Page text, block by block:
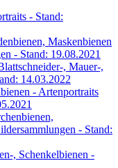
- Stand:
Maskenbienen
- Stand: 19.08.2021
, Mauer-,
14.03.2022
- Artenportraits
- Stand:
, Schenkelbienen -